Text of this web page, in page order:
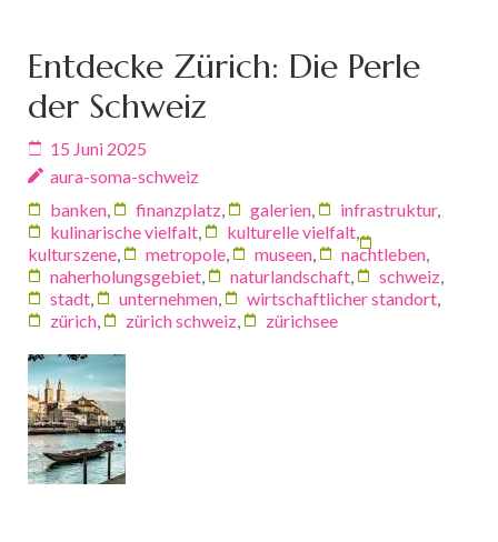
Entdecke Zürich: Die Perle
der Schweiz
15 Juni 2025
aura-soma-schweiz
banken
finanzplatz galerien infrastruktur,
kulinarische vielfalt
kulturelle vielfalt
kulturszene
metropole museen nachtleben
naherholungsgebiet
naturlandschaft schweiz
stadt
unternehmen wirtschaftlicher standort
zürich
zürich schweiz zürichsee